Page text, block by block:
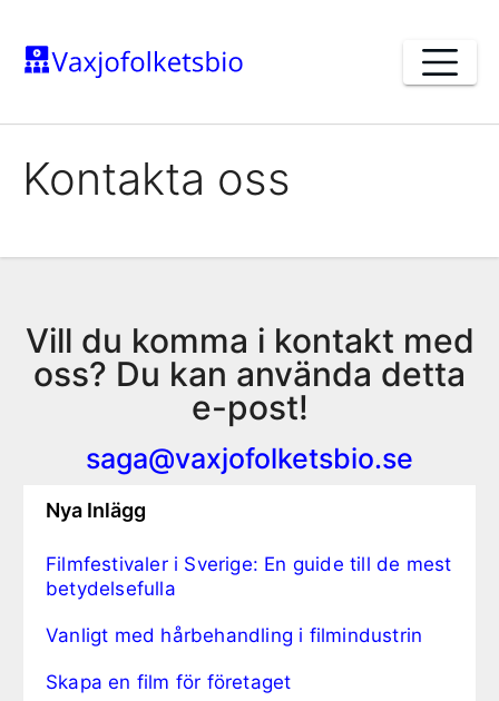
content
Kontakta oss
Vill du komma i kontakt med
oss? Du kan använda detta
e-post!
saga@vaxjofolketsbio.se
Nya Inlägg
Filmfestivaler i Sverige: En guide till de mest
betydelsefulla
Vanligt med hårbehandling i filmindustrin
Skapa en film för företaget